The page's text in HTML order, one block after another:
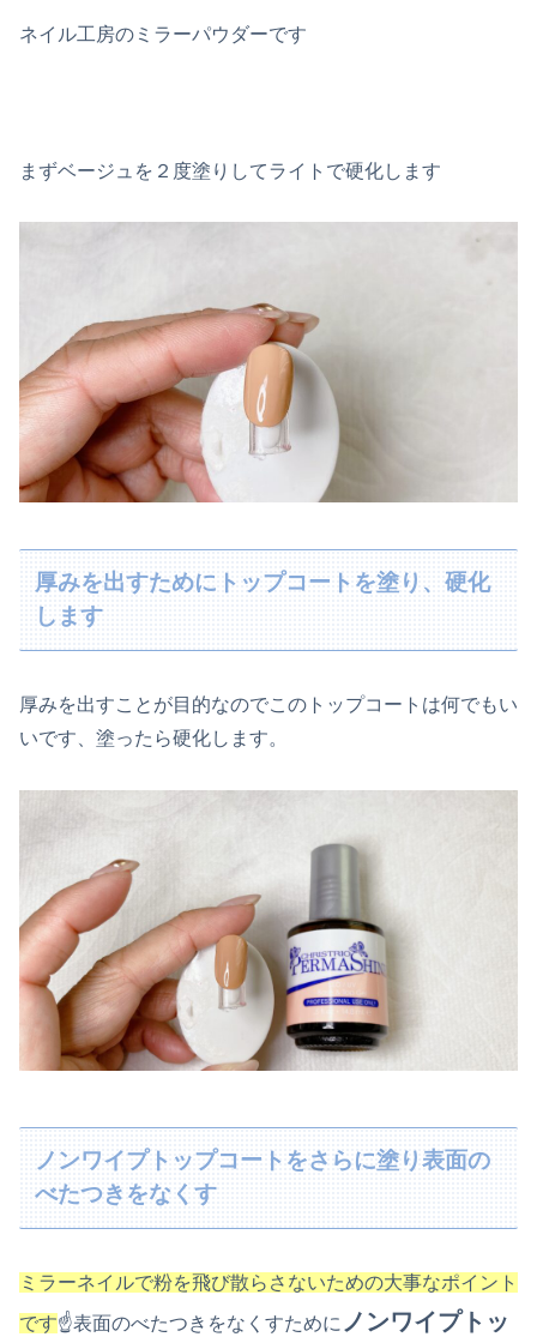
ネイル工房のミラーパウダーです
まずベージュを２度塗りしてライトで硬化します
厚みを出すためにトップコートを塗り、硬化
します
厚みを出すことが目的なのでこのトップコートは何でもい
いです、塗ったら硬化します。
ノンワイプトップコートをさらに塗り表面の
べたつきをなくす
ミラーネイルで粉を飛び散らさないための大事なポイント
です☝表面のべたつきをなくすために ノンワイプトッ